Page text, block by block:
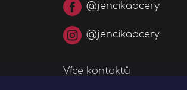
@jencikadcery
@jencikadcery
Více kontaktů